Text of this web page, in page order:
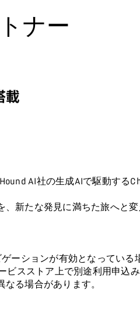
ナー
AI社の生成AIで駆動する
新たな発見に満ちた旅へと変
ーションが有効となっている
スストア上で別途利用申込み
る場合があります。